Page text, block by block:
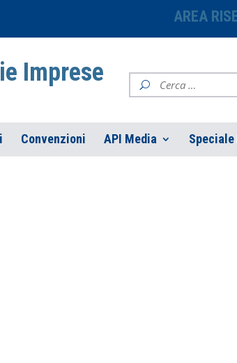
AREA
Imprese
Convenzioni API Media Speciale